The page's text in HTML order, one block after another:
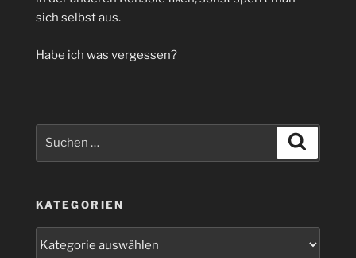
sich selbst aus.
Habe ich was vergessen?
KATEGORIEN